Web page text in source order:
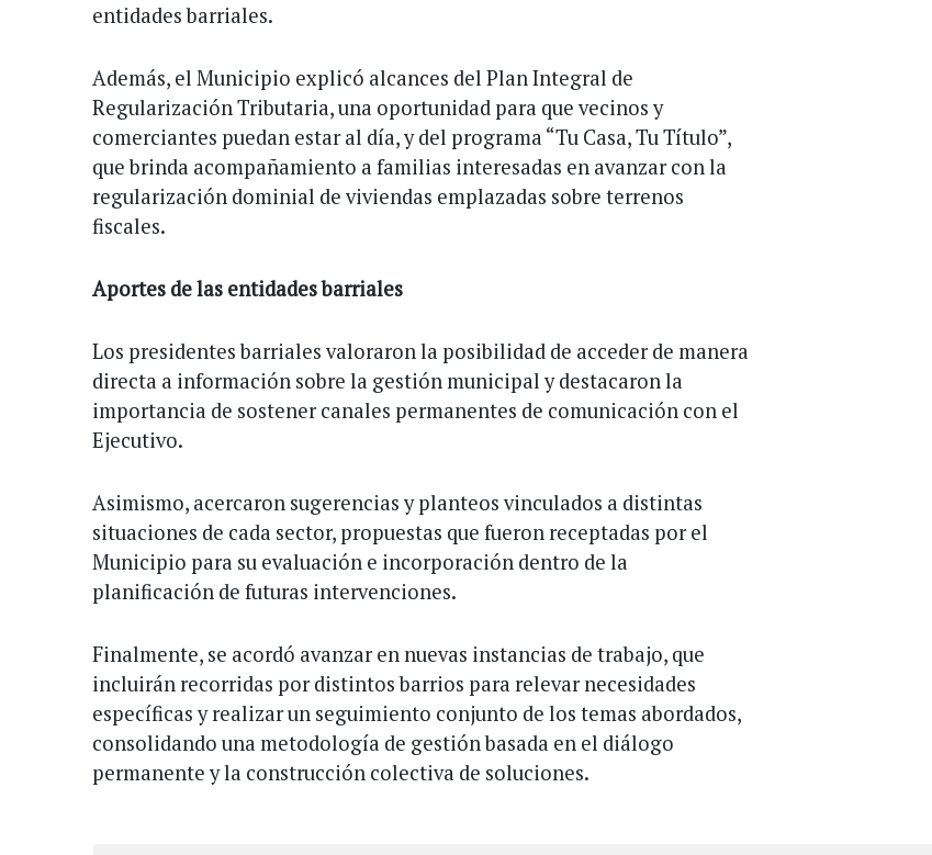
entidades barriales.
Además, el Municipio explicó alcances del Plan Integral de
Regularización Tributaria, una oportunidad para que vecinos y
comerciantes puedan estar al día, y del programa “Tu Casa, Tu Título”,
que brinda acompañamiento a familias interesadas en avanzar con la
regularización dominial de viviendas emplazadas sobre terrenos
fiscales.
Aportes de las entidades barriales
Los presidentes barriales valoraron la posibilidad de acceder de manera
directa a información sobre la gestión municipal y destacaron la
importancia de sostener canales permanentes de comunicación con el
Ejecutivo.
Asimismo, acercaron sugerencias y planteos vinculados a distintas
situaciones de cada sector, propuestas que fueron receptadas por el
Municipio para su evaluación e incorporación dentro de la
planificación de futuras intervenciones.
Finalmente, se acordó avanzar en nuevas instancias de trabajo, que
incluirán recorridas por distintos barrios para relevar necesidades
específicas y realizar un seguimiento conjunto de los temas abordados,
consolidando una metodología de gestión basada en el diálogo
permanente y la construcción colectiva de soluciones.